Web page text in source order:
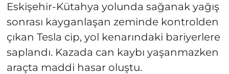
Eskişehir-Kütahya yolunda sağanak yağış
sonrası kayganlaşan zeminde kontrolden
çıkan Tesla cip, yol kenarındaki bariyerlere
saplandı. Kazada can kaybı yaşanmazken
araçta maddi hasar oluştu.